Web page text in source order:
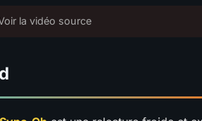
la vidéo source